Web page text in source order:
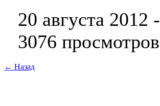
20 августа 2012 -
3076 просмотров
← Назад